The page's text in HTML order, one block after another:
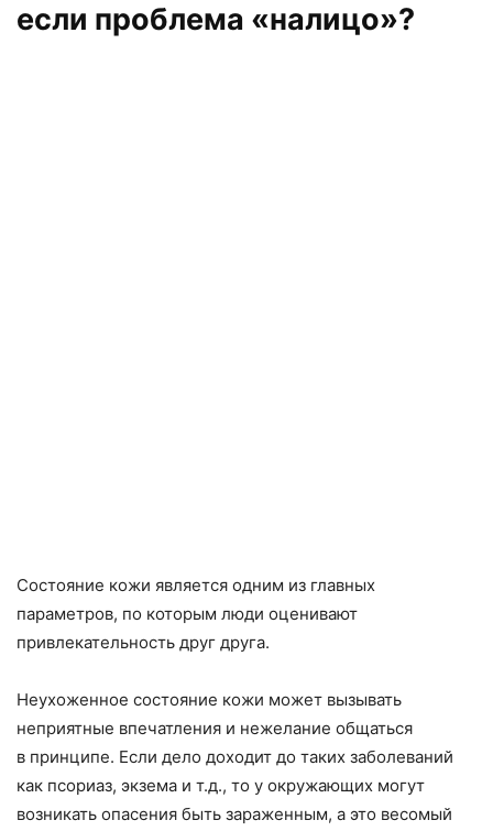
если проблема «налицо»?
Состояние кожи является одним из главных
параметров, по которым люди оценивают
привлекательность друг друга.
Неухоженное состояние кожи может вызывать
неприятные впечатления и нежелание общаться
в принципе. Если дело доходит до таких заболеваний
как псориаз, экзема и т.д., то у окружающих могут
возникать опасения быть зараженным, а это весомый